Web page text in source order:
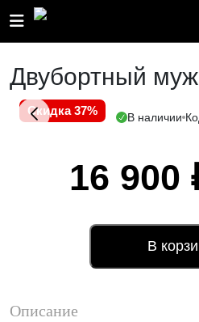
Двубортный
В наличии
Скидка 37%
Первоначальная
16 900
Текущая
900 ₽.
В
Описание